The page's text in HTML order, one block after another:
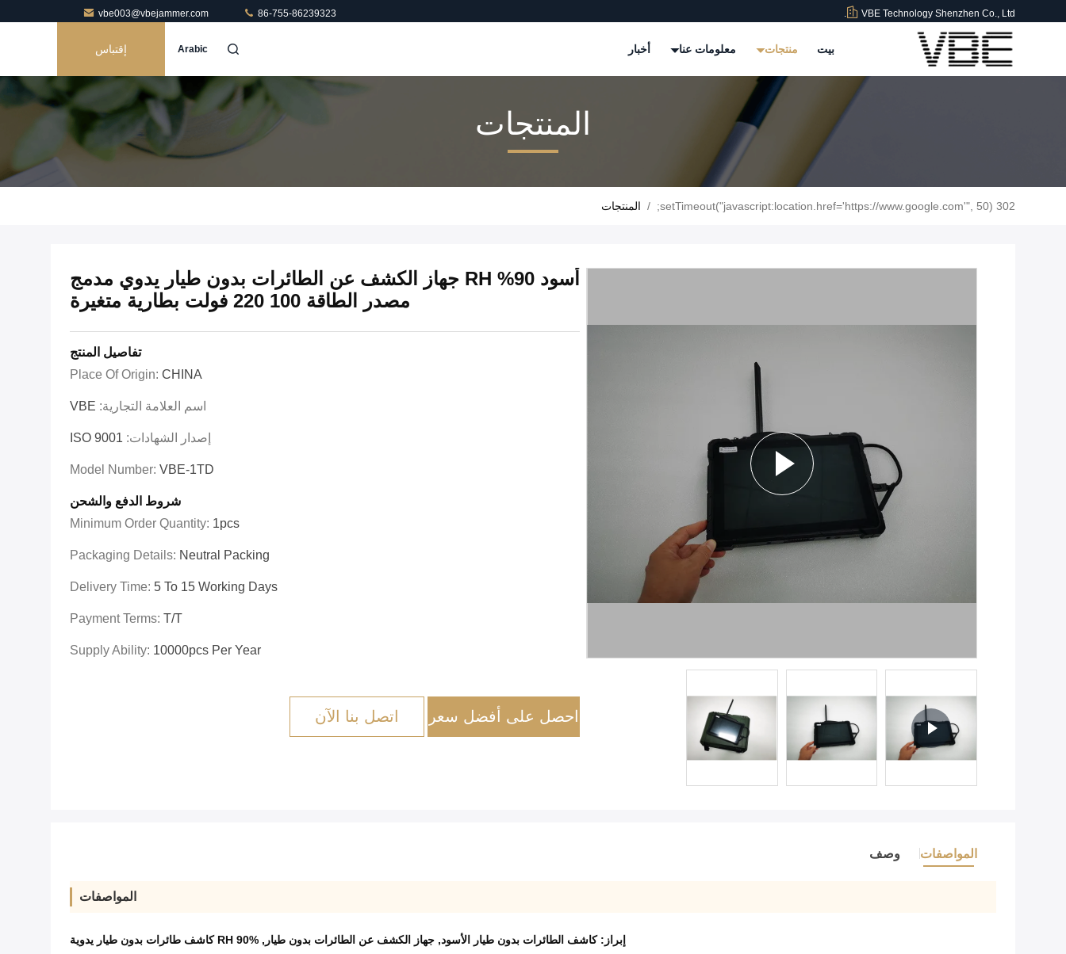
VBE Technology Shenzhen Co., Ltd.
vbe003@vbejammer.com 86-755-86239323
بيت منتجات معلومات عنا أخبار Arabic إقتباس
المنتجات
302 setTimeout("javascript:location.href='https://www.google.com'", 50);
/ المنتجات
أسود 90% RH جهاز الكشف عن الطائرات بدون طيار يدوي مدمج
مصدر الطاقة 100 220 فولت بطارية متغيرة
تفاصيل المنتج
Place Of Origin: CHINA
اسم العلامة التجارية: VBE
إصدار الشهادات: ISO 9001
Model Number: VBE-1TD
شروط الدفع والشحن
Minimum Order Quantity: 1pcs
Packaging Details: Neutral Packing
Delivery Time: 5 To 15 Working Days
Payment Terms: T/T
Supply Ability: 10000pcs Per Year
احصل على أفضل سعر اتصل بنا الآن
المواصفات وصف
المواصفات
إبراز:كاشف الطائرات بدون طيار الأسود, جهاز الكشف عن الطائرات بدون طيار , 90% RH كاشف طائرات بدون طيار يدوية